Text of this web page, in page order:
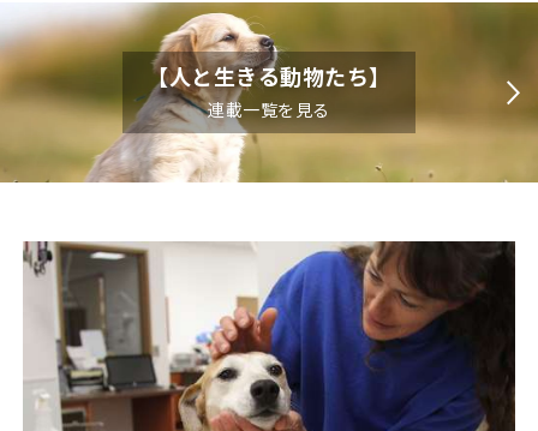
【人と生きる動物たち】
連載一覧を見る